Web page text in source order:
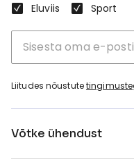
Eluviis
Sport
Liitudes nõustute
Võtke ühendust